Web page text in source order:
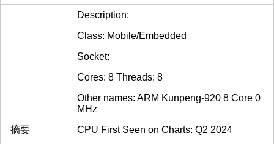
摘要
Description:
Class: Mobile/Embedded
Socket:
Cores: 8 Threads: 8
Other names: ARM Kunpeng-920 8 Core 0
MHz
CPU First Seen on Charts: Q2 2024